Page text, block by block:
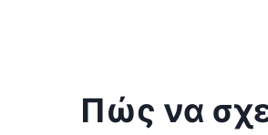
Πώς να